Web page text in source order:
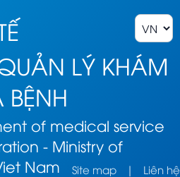
LÝ KHÁM
of medical service
- Ministry of
Nam
Site map | Liên hệ